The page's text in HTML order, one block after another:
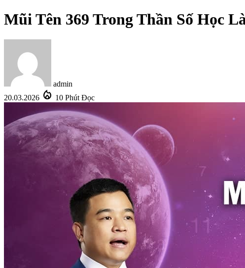
Mũi Tên 369 Trong Thần Số Học
admin
20.03.2026 local_fire_department 10 Phút Đọc